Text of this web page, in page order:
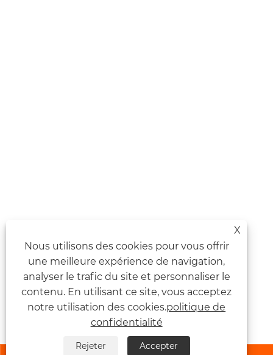
X
Nous utilisons des cookies pour vous offrir
une meilleure expérience de navigation,
analyser le trafic du site et personnaliser le
contenu. En utilisant ce site, vous acceptez
notre utilisation des cookies.politique de
confidentialité
Rejeter Accepter